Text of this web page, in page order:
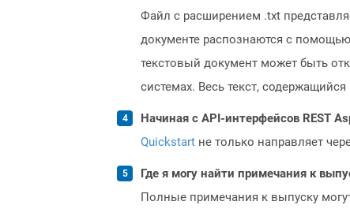
Файл с расширением .txt
документе распознаются с
текстовый документ может быть
системах. Весь текст,
Начиная с API-интерфейсов REST
Quickstart не только направляет
Где я могу найти примечания к
Полные примечания к выпуску